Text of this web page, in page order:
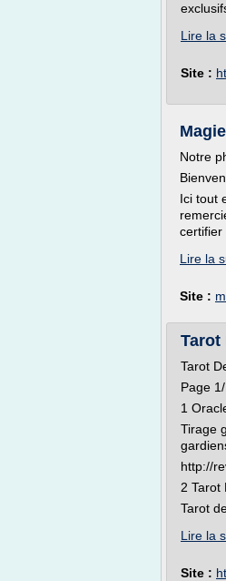
Lire la
Site :
Notre
Ici tout
certifier
Lire la
Site :
Tarot
Tarot
Page
1
Tirage
http://
2 Tarot
Tarot
Lire la
Site :